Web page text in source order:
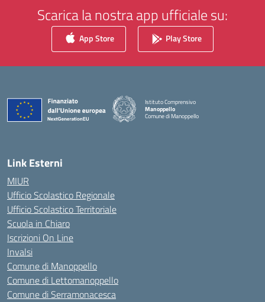
Scarica la nostra app ufficiale su:
App Store Play Store
Istituto Comprensivo
Manoppello
Comune di Manoppello
— Visita la pagina iniziale della scuola
Link Esterni
MIUR
Ufficio Scolastico Regionale
Ufficio Scolastico Territoriale
Scuola in Chiaro
Iscrizioni On Line
Invalsi
Comune di Manoppello
Comune di Lettomanoppello
Comune di Serramonacesca